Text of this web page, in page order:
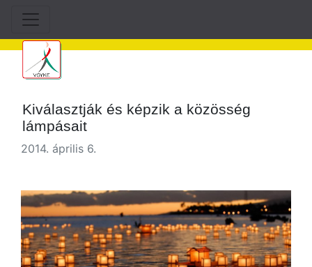
Kiválasztják és képzik a közösség
lámpásait
2014. április 6.